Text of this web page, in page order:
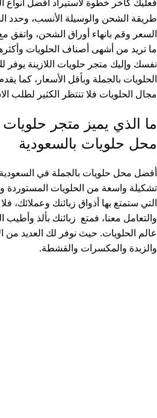
فعليك كآخر خطوة لاستيراد أفضل أنواع
طريقة الشحن والوسيلة الأنسب، وحدد
السعر وقم بانهاء أوراق الشحن،
ما تريد من أشهى أصناف الحلويات
نفسك وإليك متجر حلويات اللازينة
الحلويات بالجملة وبأقل الأسعار، كما
مجال الحلويات فلا تنتظر الكثير لطلب
ما الذي يميز متجر حلويات
محل حلويات بالسعودية
أفضل محل حلويات بالجملة في السعودية
تشكيلة واسعة من الحلويات المستوردة
التي ستمتع بها أذواق زبائنك وعملائك،
والتعامل معنا، فمتع زبائنك بألذ وأطيب
عالم الحلويات. حيث نوفر لك العديد
والزبدة والمكسرات والقشطة.